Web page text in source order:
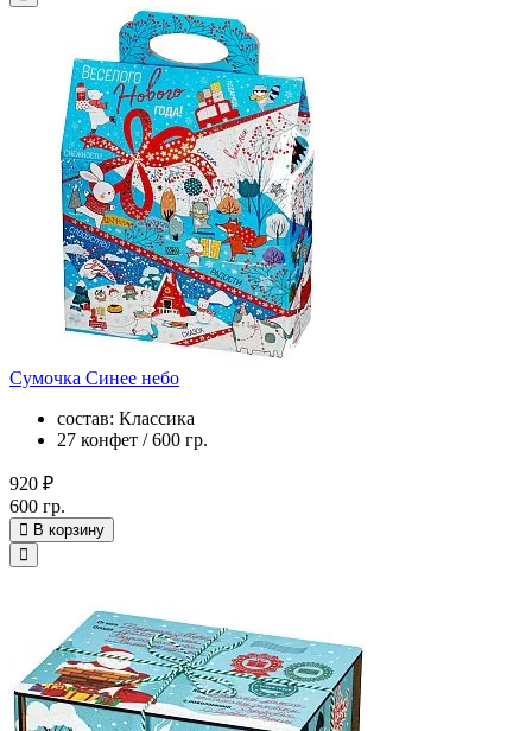
Сумочка Синее небо
состав: Классика
27 конфет / 600 гр.
920 ₽
600 гр.
В корзину